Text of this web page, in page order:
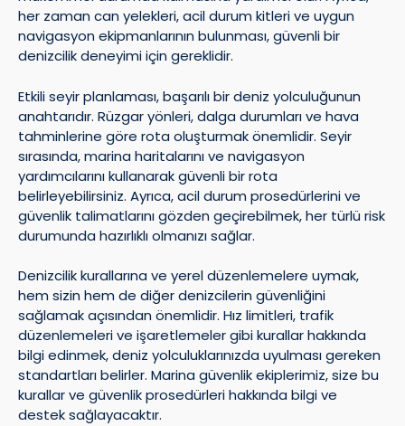
her zaman can yelekleri, acil durum kitleri ve uygun
navigasyon ekipmanlarının bulunması, güvenli bir
denizcilik deneyimi için gereklidir.
Etkili seyir planlaması, başarılı bir deniz yolculuğunun
anahtarıdır. Rüzgar yönleri, dalga durumları ve hava
tahminlerine göre rota oluşturmak önemlidir. Seyir
sırasında, marina haritalarını ve navigasyon
yardımcılarını kullanarak güvenli bir rota
belirleyebilirsiniz. Ayrıca, acil durum prosedürlerini ve
güvenlik talimatlarını gözden geçirebilmek, her türlü risk
durumunda hazırlıklı olmanızı sağlar.
Denizcilik kurallarına ve yerel düzenlemelere uymak,
hem sizin hem de diğer denizcilerin güvenliğini
sağlamak açısından önemlidir. Hız limitleri, trafik
düzenlemeleri ve işaretlemeler gibi kurallar hakkında
bilgi edinmek, deniz yolculuklarınızda uyulması gereken
standartları belirler. Marina güvenlik ekiplerimiz, size bu
kurallar ve güvenlik prosedürleri hakkında bilgi ve
destek sağlayacaktır.